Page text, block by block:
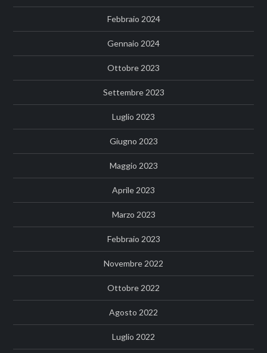
Febbraio 2024
Gennaio 2024
Ottobre 2023
Settembre 2023
Luglio 2023
Giugno 2023
Maggio 2023
Aprile 2023
Marzo 2023
Febbraio 2023
Novembre 2022
Ottobre 2022
Agosto 2022
Luglio 2022